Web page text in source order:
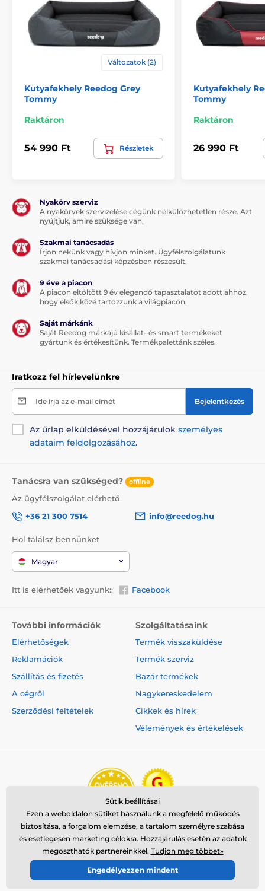
A termék előnyei:
minőségi és tartós anyag
a legnagyobb kutyafajták számára is alkalmas
mosható
magas oldalfal
A termék hátrányai:
A csomag tartalma:
Megjegyzés: A kép csak illusztráció.
A műszaki specifikációk előzetes értesítés nélkül
A termék a következő kategóriákba sorolt
Házak, fekhelyek Fekhelyek
Változatok (2)
Kutyafekhely Reedog Grey
Tommy
Raktáron
54 990 Ft Részletek
Kutyafekhely
Tommy
Raktáron
26 990 Ft
Nyakörv szerviz
A nyakörvek szervizelése cégünk nélkülözhetetlen része. Azt
nyújtjuk, amire szüksége van.
Szakmai tanácsadás
Írjon nekünk vagy hívjon minket. Ügyfélszolgálatunk
szakmai tanácsadási képzésben részesült.
9 éve a piacon
A piacon eltöltött 9 év elegendő tapasztalatot adott ahhoz,
hogy elsők közé tartozzunk a világpiacon.
Saját márkánk
Saját Reedog márkájú kisállat- és smart termékeket
gyártunk és értékesítünk. Termékpalettánk széles.
Iratkozz fel hírlevelünkre
Ide írja az e-mail címét Bejelentkezés
Az űrlap elküldésével hozzájárulok személyes
adataim feldolgozásához.
Tanácsra van szükséged? offline
Az ügyfélszolgálat elérhető
+36 21 300 7514
info@reedog.hu
Hol találsz bennünket
Magyar
Itt is elérhetőek vagyunk:: Facebook
További információk
Elérhetőségek
Reklamációk
Szállítás és fizetés
A cégről
Szerződési feltételek
Szolgáltatásaink
Termék visszaküldése
Termék szerviz
Bazár termékek
Nagykereskedelem
Cikkek és hírek
Vélemények és értékelések
© 2026 www.reedog.hu ⦁ Webshop szolgáltatónk a
Sütik beállításai
Ezen a weboldalon sütiket használunk a megfelelő működés
biztosítása, a forgalom elemzése, a tartalom személyre szabása
és esetlegesen marketing célokra. Hozzájárulás esetén az adatok
megoszthatók partnereinkkel. Tudjon meg többet»
Engedélyezzen mindent